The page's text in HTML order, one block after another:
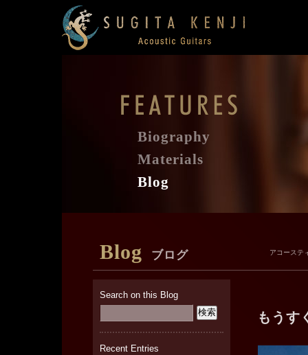
Biography
Materials
Blog
アコーステ
Blog ブログ
もうす
Search on this Blog
Recent Entries